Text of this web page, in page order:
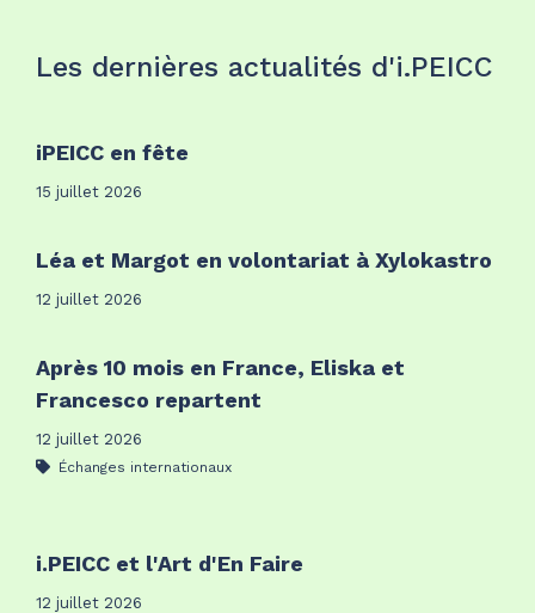
Les dernières actualités d'i.PEICC
iPEICC en fête
15 juillet 2026
Léa et Margot en volontariat à Xylokastro
12 juillet 2026
Après 10 mois en France, Eliska et
Francesco repartent
12 juillet 2026
Échanges internationaux
i.PEICC et l'Art d'En Faire
12 juillet 2026